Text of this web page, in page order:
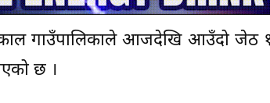
गाउँपालिकाले आजदेखि आउँदो जेठ
छ ।